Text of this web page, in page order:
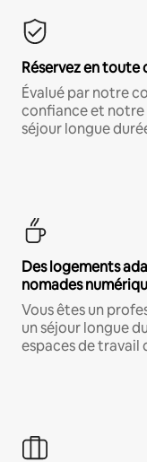
Réservez en toute
Évalué par notre
confiance et
séjour longue
Des logements
nomades
Vous êtes un
un séjour longue
espaces de travail